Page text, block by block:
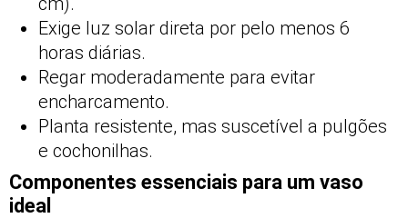
Exige luz solar direta por pelo menos 6
horas diárias.
Regar moderadamente para evitar
encharcamento.
Planta resistente, mas suscetível a pulgões
e cochonilhas.
Componentes essenciais para um vaso
ideal